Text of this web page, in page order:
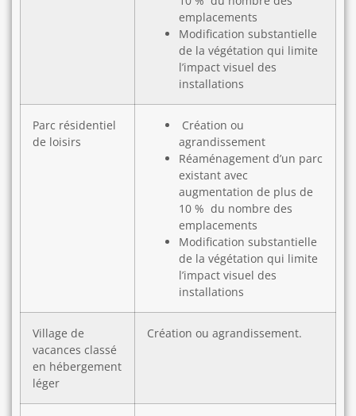
emplacements
Modification substantielle
de la végétation qui limite
l’impact visuel des
installations
Parc résidentiel
de loisirs
Création ou
agrandissement
Réaménagement d’un parc
existant avec
augmentation de plus de
10 % du nombre des
emplacements
Modification substantielle
de la végétation qui limite
l’impact visuel des
installations
Village de
vacances classé
en hébergement
léger
Création ou agrandissement.